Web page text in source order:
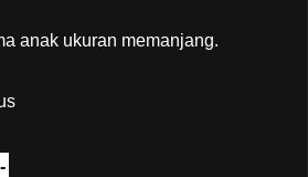
anak ukuran memanjang.